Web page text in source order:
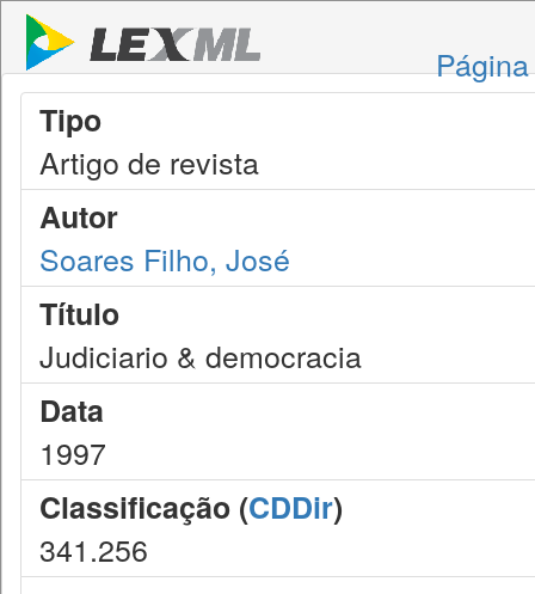
Tipo
Artigo de revista
Autor
Soares Filho, José
Título
Judiciario & democracia
Data
1997
Classificação (CDDir)
341.256